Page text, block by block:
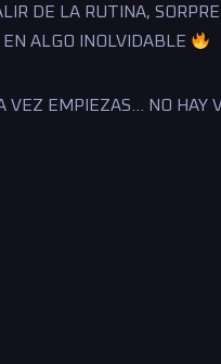
DE LA RUTINA,
ALGO INOLVIDABLE
VEZ EMPIEZAS… NO HAY